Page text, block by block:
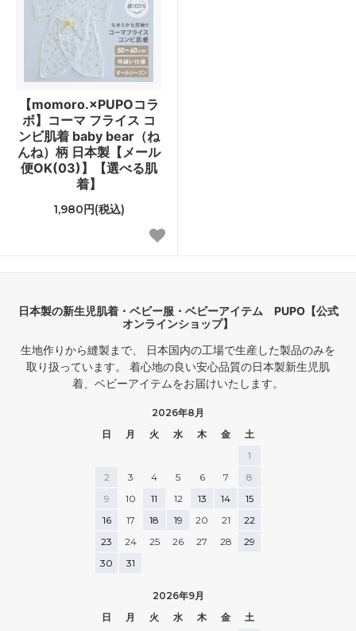
【momoro.×PUPOコラ
ボ】コーマ フライス コ
ンビ肌着 baby bear（ね
んね）柄 日本製【メール
便OK(03)】【選べる肌
着】
1,980円(税込)
日本製の新生児肌着・ベビー服・ベビーアイテム PUPO【公式
オンラインショップ】
生地作りから縫製まで、 日本国内の工場で生産した製品のみを
取り扱っています。 着心地の良い安心品質の日本製新生児肌
着、ベビーアイテムをお届けいたします。
2026年8月
日
月 火 水 木 金
土
1
2
3 4 5 6 7
8
9
10 11 12 13 14
15
16
17 18 19 20 21
22
23
24 25 26 27 28
29
30
31
2026年9月
日
月 火 水 木 金
土